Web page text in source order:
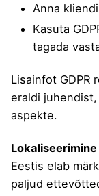
Anna
Kasuta
tagada
Lisainfot GDPR
eraldi
aspekte.
Lokaliseerimine
Eestis elab
paljud